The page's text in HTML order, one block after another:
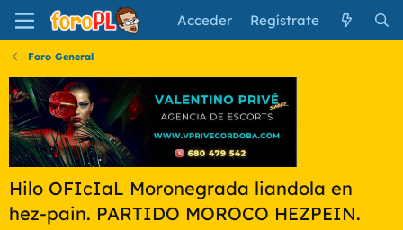
Acceder Regístrate
Foro General
Hilo OFIcIaL Moronegrada liandola en
hez-pain. PARTIDO MOROCO HEZPEIN.